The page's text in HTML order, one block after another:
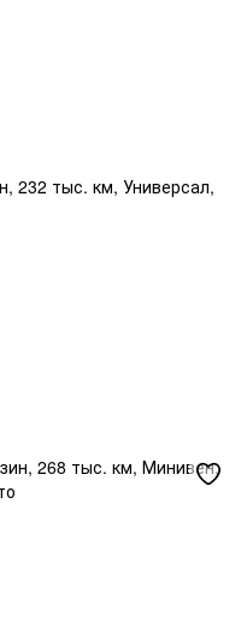
232 тыс. км, Универсал,